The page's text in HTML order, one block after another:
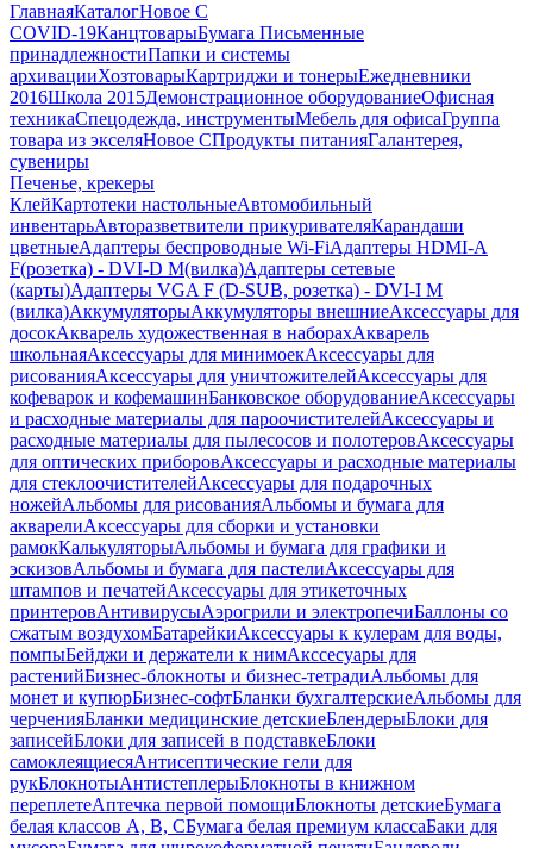
ГлавнаяКаталогНовое С
COVID-19КанцтоварыБумага Письменные
принадлежностиПапки и системы
архивацииХозтоварыКартриджи и тонерыЕжедневники
2016Школа 2015Демонстрационное оборудованиеОфисная
техникаСпецодежда, инструментыМебель для офисаГруппа
товара из экселяНовое СПродукты питанияГалантерея,
сувениры
Печенье, крекеры
КлейКартотеки настольныеАвтомобильный
инвентарьАвторазветвители прикуривателяКарандаши
цветныеАдаптеры беспроводные Wi-FiАдаптеры HDMI-A
F(розетка) - DVI-D M(вилка)Адаптеры сетевые
(карты)Адаптеры VGA F (D-SUB, розетка) - DVI-I M
(вилка)АккумуляторыАккумуляторы внешниеАксессуары для
досокАкварель художественная в наборахАкварель
школьнаяАксессуары для минимоекАксессуары для
рисованияАксессуары для уничтожителейАксессуары для
кофеварок и кофемашинБанковское оборудованиеАксессуары
и расходные материалы для пароочистителейАксессуары и
расходные материалы для пылесосов и полотеровАксессуары
для оптических приборовАксессуары и расходные материалы
для стеклоочистителейАксессуары для подарочных
ножейАльбомы для рисованияАльбомы и бумага для
акварелиАксессуары для сборки и установки
рамокКалькуляторыАльбомы и бумага для графики и
эскизовАльбомы и бумага для пастелиАксессуары для
штампов и печатейАксессуары для этикеточных
принтеровАнтивирусыАэрогрили и электропечиБаллоны со
сжатым воздухомБатарейкиАксессуары к кулерам для воды,
помпыБейджи и держатели к нимАкссесуары для
растенийБизнес-блокноты и бизнес-тетрадиАльбомы для
монет и купюрБизнес-софтБланки бухгалтерскиеАльбомы для
черченияБланки медицинские детскиеБлендерыБлоки для
записейБлоки для записей в подставкеБлоки
самоклеящиесяАнтисептические гели для
рукБлокнотыАнтистеплерыБлокноты в книжном
переплетеАптечка первой помощиБлокноты детскиеБумага
белая классов А, В, СБумага белая премиум классаБаки для